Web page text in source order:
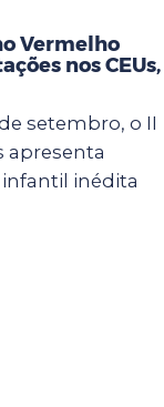
Vermelho
nos CEUs,
setembro, o II
apresenta
inédita